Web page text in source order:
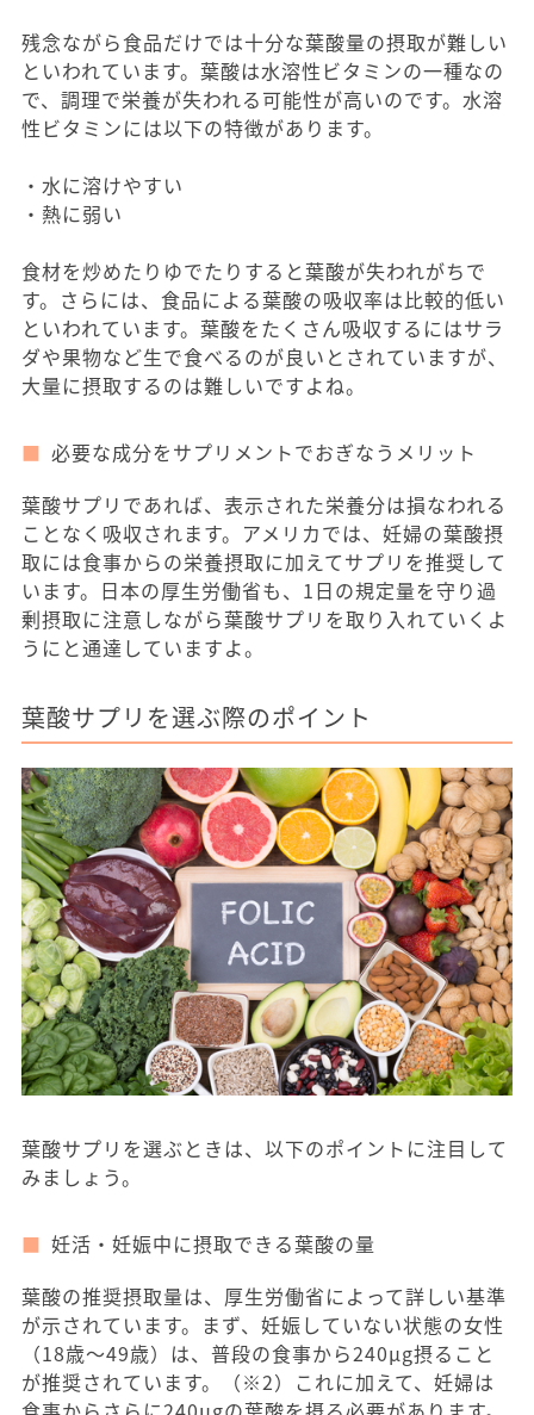
残念ながら食品だけでは十分な葉酸量の摂取が難しい
といわれています。葉酸は水溶性ビタミンの一種なの
で、調理で栄養が失われる可能性が高いのです。水溶
性ビタミンには以下の特徴があります。
・水に溶けやすい
・熱に弱い
食材を炒めたりゆでたりすると葉酸が失われがちで
す。さらには、食品による葉酸の吸収率は比較的低い
といわれています。葉酸をたくさん吸収するにはサラ
ダや果物など生で食べるのが良いとされていますが、
大量に摂取するのは難しいですよね。
必要な成分をサプリメントでおぎなうメリット
葉酸サプリであれば、表示された栄養分は損なわれる
ことなく吸収されます。アメリカでは、妊婦の葉酸摂
取には食事からの栄養摂取に加えてサプリを推奨して
います。日本の厚生労働省も、1日の規定量を守り過
剰摂取に注意しながら葉酸サプリを取り入れていくよ
うにと通達していますよ。
葉酸サプリを選ぶ際のポイント
葉酸サプリを選ぶときは、以下のポイントに注目して
みましょう。
妊活・妊娠中に摂取できる葉酸の量
葉酸の推奨摂取量は、厚生労働省によって詳しい基準
が示されています。まず、妊娠していない状態の女性
（18歳〜49歳）は、普段の食事から240μg摂ること
が推奨されています。（※2）これに加えて、妊婦は